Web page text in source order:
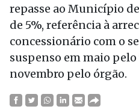
repasse ao Município
de 5%, referência à
concessionário com o
suspenso em maio
novembro pelo órgão.